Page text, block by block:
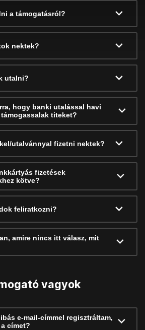
a támogatásról?
nektek?
utalni?
hogy banki utalással havi
titeket?
utalvánnyal fizetni nektek?
fizetések
kötve?
feliratkozni?
amire nincs itt válasz, mit
vagyok
e-mail-címmel regisztráltam,
címet?